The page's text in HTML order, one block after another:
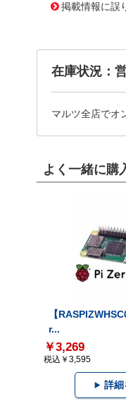
掲載情報に誤
在庫状況：
マルツ全店でオ
よく一緒に購
【
r...
￥3,269
税込￥3,595
詳細